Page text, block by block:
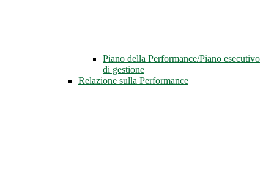
Piano della Performance/Piano esecutivo
di gestione
Relazione sulla Performance